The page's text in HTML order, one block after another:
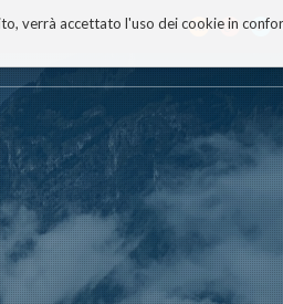
verrà accettato l'uso dei cookie in